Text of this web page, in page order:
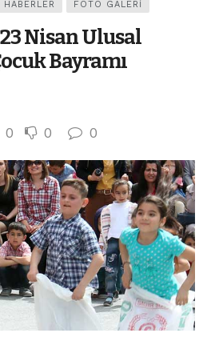
FOTO GALERI
Nisan Ulusal
Bayramı
0 0 0